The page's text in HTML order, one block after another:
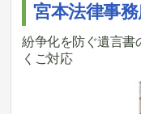
宮本法律事
紛争化を防ぐ遺言書
くご対応